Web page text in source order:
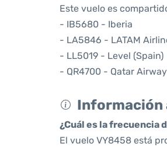
Este vuelo es
- IB5680 - Iberia
- LA5846 - LATAM
- LL5019 - Level (Spain)
- QR4700 - Qatar
Información
¿Cuál es la frecuencia
El vuelo VY8458 está